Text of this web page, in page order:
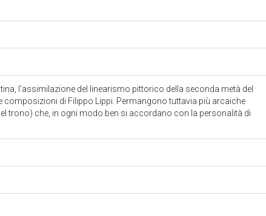
l'assimilazione del linearismo pittorico della seconda metà del
di Filippo Lippi. Permangono tuttavia più arcaiche
trono) che, in ogni modo ben si accordano con la personalità di